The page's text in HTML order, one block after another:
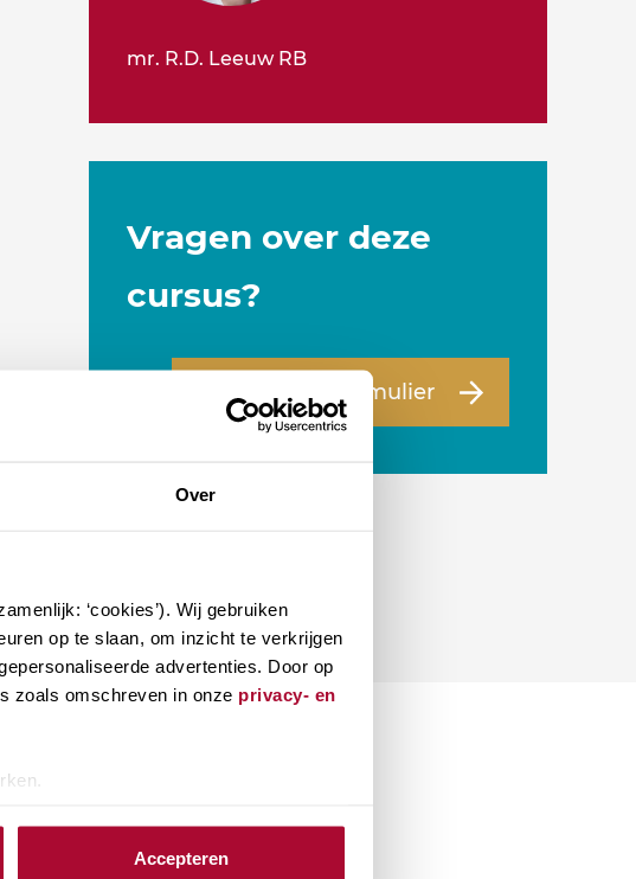
Over
‘cookies’). Wij gebruiken
op te slaan, om inzicht te verkrijgen
advertenties. Door op
zoals omschreven in onze privacy- en
Accepteren
mr. R.D. Leeuw RB
Vragen over deze
cursus?
Naar vragenformulier